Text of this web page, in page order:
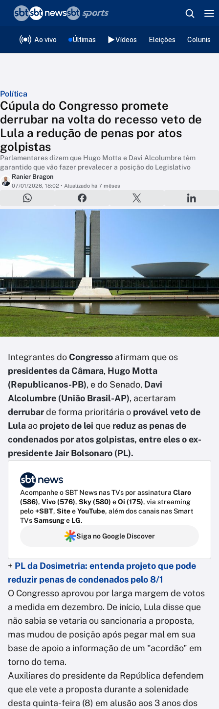
Ao vivo Últimas Vídeos Eleições
Política
Cúpula do Congresso promete
derrubar na volta do recesso veto de
Lula a redução de penas por atos
golpistas
Parlamentares dizem que Hugo Motta e Davi Alcolumbre têm
garantido que vão fazer prevalecer a posição do Legislativo
Ranier Bragon
07/01/2026, 18:02 • Atualizado há 7 mêses
Integrantes doCongresso afirmam que os
presidentes da Câmara, Hugo Motta
(Republicanos-PB), e do Senado, Davi
Alcolumbre (União Brasil-AP), acertaram
derrubarde forma prioritária o provável veto de
Lula ao projeto de lei que reduz as penas de
condenados por atos golpistas, entre eles o ex-
presidente Jair Bolsonaro (PL).
Acompanhe o SBT News nas TVs por assinatura Claro
(586), Vivo (576), Sky (580) eOi (175), via streaming
pelo+SBT, SiteeYouTube, além dos canais nas Smart
TVsSamsunge LG.
Siga no Google Discover
+ PL da Dosimetria: entenda projeto que pode
reduzir penas de condenados pelo 8/1
O Congresso aprovou por larga margem de votos
a medida em dezembro. De início, Lula disse que
não sabia se vetaria ou sancionaria a proposta,
mas mudou de posição após pegar mal em sua
base de apoio a informação de um "acordão" em
torno do tema.
Auxiliares do presidente da República defendem
que ele vete a proposta durante a solenidade
desta quinta-feira (8) em alusão aos 3 anos dos
❮voltar
Editorias